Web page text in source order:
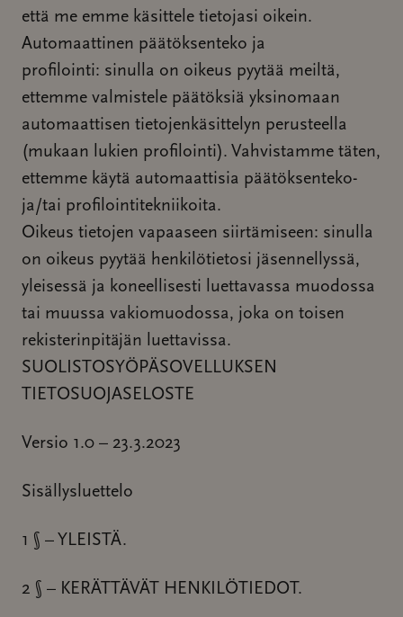
että me emme käsittele tietojasi oikein.
Automaattinen päätöksenteko ja
profilointi: sinulla on oikeus pyytää meiltä,
ettemme valmistele päätöksiä yksinomaan
automaattisen tietojenkäsittelyn perusteella
(mukaan lukien profilointi). Vahvistamme täten,
ettemme käytä automaattisia päätöksenteko-
ja/tai profilointitekniikoita.
Oikeus tietojen vapaaseen siirtämiseen: sinulla
on oikeus pyytää henkilötietosi jäsennellyssä,
yleisessä ja koneellisesti luettavassa muodossa
tai muussa vakiomuodossa, joka on toisen
rekisterinpitäjän luettavissa.
SUOLISTOSYÖPÄSOVELLUKSEN
TIETOSUOJASELOSTE
Versio 1.0 – 23.3.2023
Sisällysluettelo
1 § – YLEISTÄ.
2 § – KERÄTTÄVÄT HENKILÖTIEDOT.